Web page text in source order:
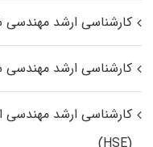
کارشناسی ارشد
کارشناسی ارشد مهندسی
کارشناسی ارشد